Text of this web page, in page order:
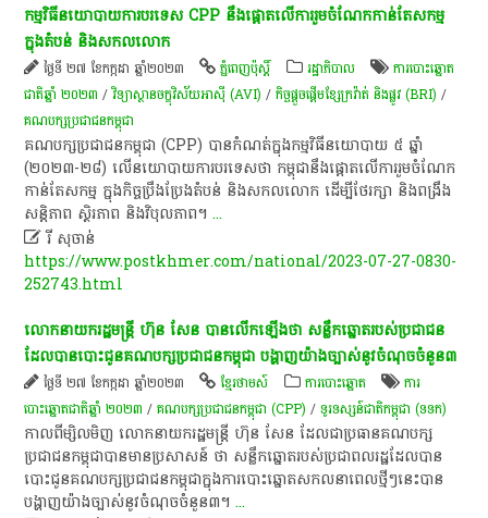
កម្មវិធី​នយោបាយ​ការបរទេស CPP នឹង​ផ្តោតលើ​ការរួមចំណែក​កាន់តែ​សកម្ម​
ក្នុង​តំបន់ និង​សកលលោក​
ថ្ងៃទី ២៧ ខែកក្កដា ឆ្នាំ២០២៣ ភ្នំពេញប៉ុស្តិ៍ រដ្ឋាភិបាល
ការបោះឆ្នោត
ជាតិឆ្នាំ ២០២៣ /​វិទ្យាស្ថាន​ចក្ខុវិស័យ​អាស៊ី (AVI) /កិច្ច​ផ្តួចផ្តើម​ខ្សែ​ក្រ​វ៉ា​ត់​ និង​ផ្លូវ​ (BRI) /
គណបក្សប្រជាជនកម្ពុជា
គណបក្ស​ប្រជាជន​កម្ពុជា (CPP) បានកំណត់​ក្នុង​កម្មវិធី​នយោបាយ​ ៥​ ឆ្នាំ ​
(២០២៣-២៨) លើ​នយោបាយ​ការបរទេស​ថា កម្ពុជា​នឹង​ផ្តោតលើ​ការរួម​ចំណែក​
កាន់តែ​សកម្ម ក្នុង​កិច្ចប្រឹងប្រែង​តំបន់ និង​សកលលោក ដើម្បី​ថែរក្សា និង​ពង្រឹង​
សន្តិភាព ស្ថិរភាព និង​វិបុលភាព​។​...
រី សុចាន់
https://www.postkhmer.com/national/2023-07-27-0830-
252743.html
លោកនាយក​រដ្ឋមន្ត្រី​ ហ៊ុន​ សែន​ បាន​លើក​ឡើង​ថា​ សន្លឹក​ឆ្នោត​របស់​ប្រជាជន​
ដែល​បាន​បោះ​ជូន​គណបក្ស​ប្រជាជន​កម្ពុជា​ បង្ហាញ​យ៉ាង​ច្បាស់​នូវ​ចំណុច​ចំនួន​៣
ថ្ងៃទី ២៧ ខែកក្កដា ឆ្នាំ២០២៣ ខ្មែរថាមស៍ ការបោះឆ្នោត
ការ
បោះឆ្នោតជាតិឆ្នាំ ២០២៣ /គណបក្សប្រជាជនកម្ពុជា (CPP) /ទូរទស្សន៍ជាតិកម្ពុជា (ទទក)
កាលពី​ម្សិលមិញ​ លោកនាយក​រដ្ឋមន្ត្រី​ ហ៊ុន​ សែន​ ដែល​ជា​ប្រធាន​គណបក្ស​
ប្រជាជន​កម្ពុជា​បាន​មាន​ប្រសាសន៍​ ថា​ សន្លឹក​ឆ្នោត​របស់​ប្រជាពលរដ្ឋ​ដែល​បាន​
បោះ​ជូន​គណបក្ស​ប្រជាជន​កម្ពុជា​ក្នុង​ការ​បោះ​ឆ្នោត​សកល​នា​ពេល​ថ្មីៗ​នេះ​បាន​
បង្ហាញ​យ៉ាង​ច្បាស់​នូវ​ចំណុច​ចំនួន​៣​។...